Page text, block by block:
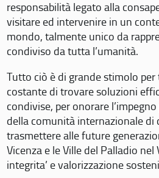
responsabilità legato alla
visitare ed intervenire in un
mondo, talmente unico da
condiviso da tutta l’umanità.
Tutto ciò è di grande stimolo per
costante di trovare soluzioni
condivise, per onorare
della comunità internazionale di
trasmettere alle future
Vicenza e le Ville del Palladio nel
integrita’ e valorizzazione